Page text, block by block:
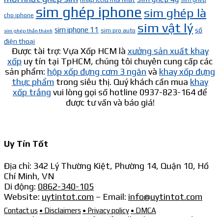
cho iphone sim ghép iphone sim ghép là
sim ghép thần thánh sim iphone 11 sim pro auto sim vật lý số
điện thoại
Được tài trợ: Vựa Xốp HCM là xưởng sản xuất khay
xốp uy tín tại TpHCM, chúng tôi chuyên cung cấp các
sản phẩm: hộp xốp đựng cơm 3 ngăn và khay xốp đựng
thực phẩm trong siêu thị. Quý khách cần mua khay
xốp trắng vui lòng gọi số hotline 0937-823-164 để
được tư vấn và báo giá!
Uy Tín Tốt
Địa chỉ: 342 Lý Thường Kiệt, Phường 14, Quận 10, Hồ
Chí Minh, VN
Di động: 0862-340-105
Website: uytintot.com – Email: info@uytintot.com
Contact us • Disclaimers • Privacy policy • DMCA